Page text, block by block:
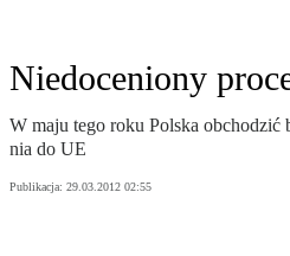
Niedoceniony
W ma­ju te­go ro­ku Pol­ska ob­cho­dzić
nia do UE
Publikacja: 29.03.2012 02:55